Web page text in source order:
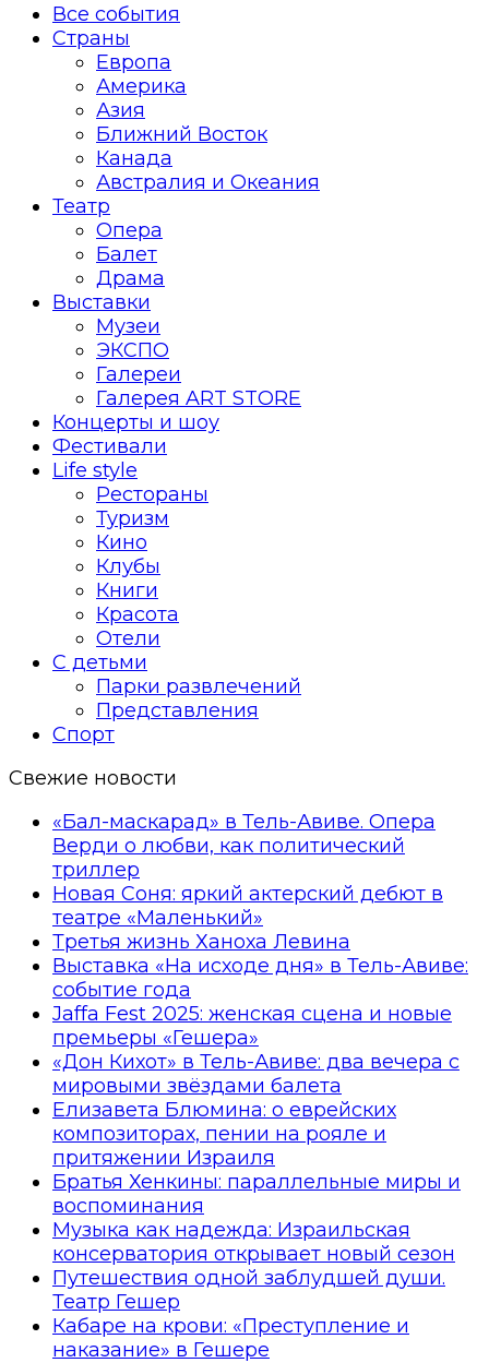
Все события
Страны
Европа
Америка
Азия
Ближний Восток
Канада
Австралия и Океания
Театр
Опера
Балет
Драма
Выставки
Музеи
ЭКСПО
Галереи
Галерея ART STORE
Концерты и шоу
Фестивали
Life style
Рестораны
Туризм
Кино
Клубы
Книги
Красота
Отели
С детьми
Парки развлечений
Представления
Спорт
Свежие новости
«Бал-маскарад» в Тель-Авиве. Опера
Верди о любви, как политический
триллер
Новая Соня: яркий актерский дебют в
театре «Маленький»
Третья жизнь Ханоха Левина
Выставка «На исходе дня» в Тель-Авиве:
событие года
Jaffa Fest 2025: женская сцена и новые
премьеры «Гешера»
«Дон Кихот» в Тель-Авиве: два вечера с
мировыми звёздами балета
Елизавета Блюмина: о еврейских
композиторах, пении на рояле и
притяжении Израиля
Братья Хенкины: параллельные миры и
воспоминания
Музыка как надежда: Израильская
консерватория открывает новый сезон
Путешествия одной заблудшей души.
Театр Гешер
Кабаре на крови: «Преступление и
наказание» в Гешере